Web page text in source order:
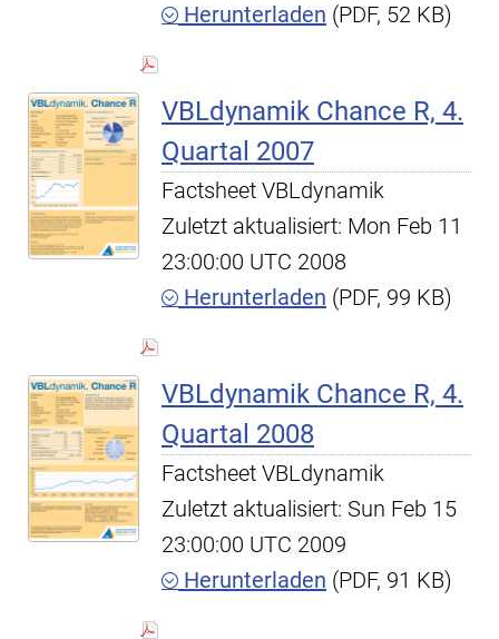
Herunterladen (PDF, 52 KB)
VBLdynamik Chance R, 4.
Quartal 2007
Factsheet VBLdynamik
Zuletzt aktualisiert: Mon Feb 11
23:00:00 UTC 2008
Herunterladen (PDF, 99 KB)
VBLdynamik Chance R, 4.
Quartal 2008
Factsheet VBLdynamik
Zuletzt aktualisiert: Sun Feb 15
23:00:00 UTC 2009
Herunterladen (PDF, 91 KB)